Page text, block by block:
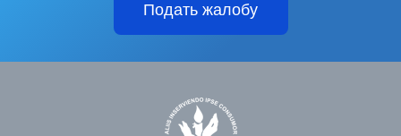
Подать жалобу